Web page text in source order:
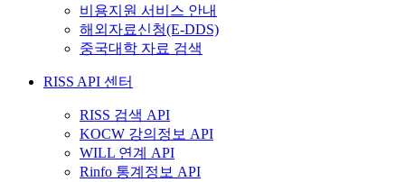
비용지원 서비스 안내
해외자료신청(E-DDS)
중국대학 자료 검색
RISS API 센터
RISS 검색 API
KOCW 강의정보 API
WILL 연계 API
Rinfo 통계정보 API